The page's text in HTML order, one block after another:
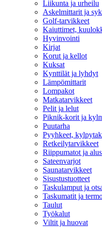
Liikunta ja urheilu
Askelmittarit ja
Golf-tarvikkeet
Kaiuttimet,
Hyvinvointi
Kirjat
Korut ja kellot
Kuksat
Kynttilät ja lyhdyt
Lämpömittarit
Lompakot
Matkatarvikkeet
Pelit ja lelut
Piknik-korit ja
Puutarha
Pyyhkeet,
Retkeilytarvikkeet
Riippumatot ja
Sateenvarjot
Saunatarvikkeet
Sisustustuotteet
Taskulamput ja
Taskumatit ja
Taulut
Työkalut
Viltit ja huovat